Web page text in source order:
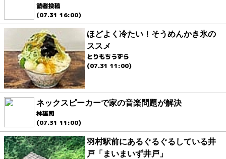
読者投稿
(07.31 16:00)
ほどよく冷たい！そうめんかき氷の
ススメ
とりもちうずら
(07.31 11:00)
ネックスピーカーで家の音楽問題が解決
林雄司
(07.31 11:00)
羽村駅前にあるぐるぐるしている井
戸「まいまいず井戸」